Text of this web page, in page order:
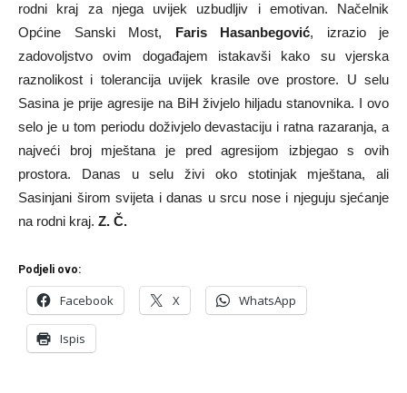
rodni kraj za njega uvijek uzbudljiv i emotivan. Načelnik
Općine Sanski Most, Faris Hasanbegović, izrazio je
zadovoljstvo ovim događajem istakavši kako su vjerska
raznolikost i tolerancija uvijek krasile ove prostore. U selu
Sasina je prije agresije na BiH živjelo hiljadu stanovnika. I ovo
selo je u tom periodu doživjelo devastaciju i ratna razaranja, a
najveći broj mještana je pred agresijom izbjegao s ovih
prostora. Danas u selu živi oko stotinjak mještana, ali
Sasinjani širom svijeta i danas u srcu nose i njeguju sjećanje
na rodni kraj. Z. Č.
Podjeli ovo:
Facebook X WhatsApp
Ispis